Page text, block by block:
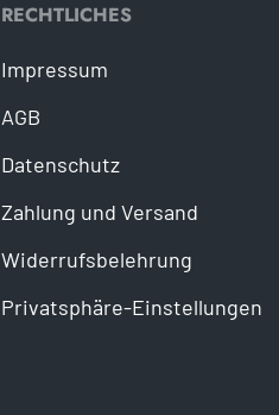
RECHTLICHES
Impressum
AGB
Datenschutz
Zahlung und Versand
Widerrufsbelehrung
Privatsphäre-Einstellungen